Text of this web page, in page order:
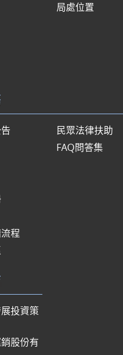
局處位置
程
民眾法律扶助
FAQ問答集
投資策
股份有